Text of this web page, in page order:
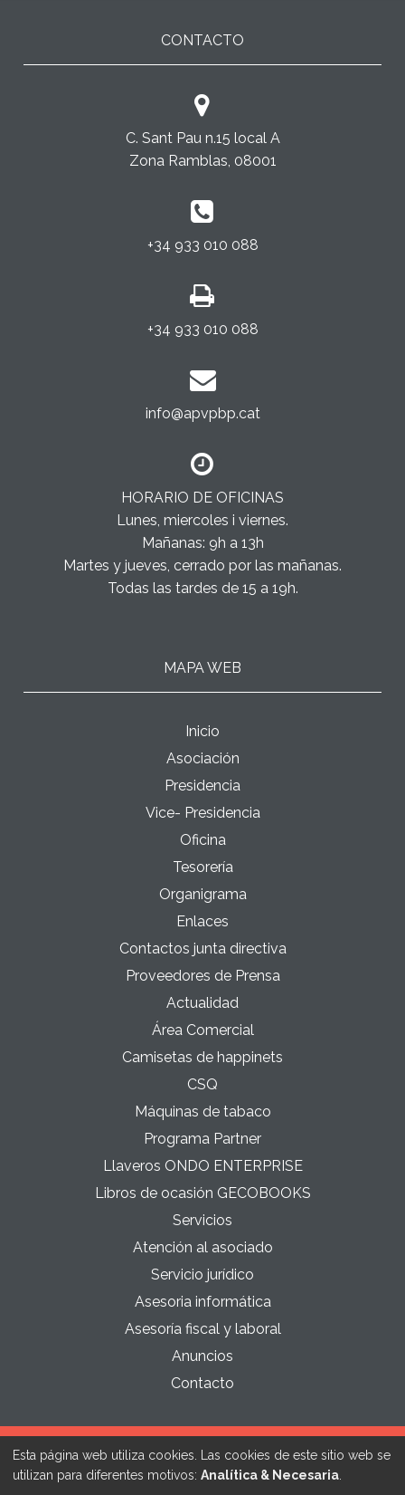
CONTACTO
C. Sant Pau n.15 local A
Zona Ramblas, 08001
+34 933 010 088
+34 933 010 088
info@apvpbp.cat
HORARIO DE OFICINAS
Lunes, miercoles i viernes.
Mañanas: 9h a 13h
Martes y jueves, cerrado por las mañanas.
Todas las tardes de 15 a 19h.
MAPA WEB
Inicio
Asociación
Presidencia
Vice- Presidencia
Oficina
Tesorería
Organigrama
Enlaces
Contactos junta directiva
Proveedores de Prensa
Actualidad
Área Comercial
Camisetas de happinets
CSQ
Máquinas de tabaco
Programa Partner
Llaveros ONDO ENTERPRISE
Libros de ocasión GECOBOOKS
Servicios
Atención al asociado
Servicio jurídico
Asesoria informática
Asesoría fiscal y laboral
Anuncios
Contacto
Política de cookies Política de privacidad Aviso legal
Esta página web utiliza cookies. Las cookies de este sitio web se
utilizan para diferentes motivos: Analítica & Necesaria